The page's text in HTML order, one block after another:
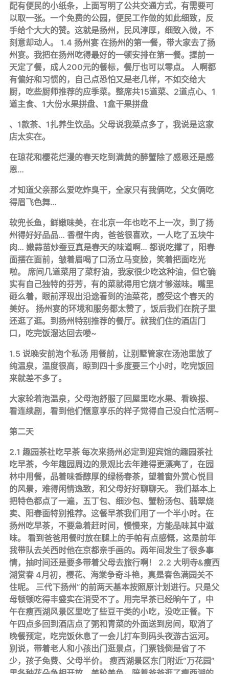
配有便民的小纸条，上面写明了公共交通方式，有需要可
以取一张。一个免费的公园，便民工作做的如此细致，反
手给个大大的赞。这就是扬州，民风淳厚，细致入微，不
刻意却动人。 1.4 扬州宴 在扬州的第一餐，带大家去了扬
州宴。我把在扬州吃得最好的一顿安排在第一餐。提前一
天定了餐，成人200元的餐标，餐厅也可以零点。 人啊都
有偏好和习惯的，自己点恐怕又是老几样，不如交给大
厨，吃些厨师推荐的应季菜。整席共15道菜、2道点心、1
道主食、1大份水果拼盘、1盒干果拼盘
、1款茶、1扎养生饮品。父母说我菜点多了，我说是这家
店太实在。
在琼花和樱花烂漫的春天吃到满黄的醉蟹除了感恩还是感
恩…
才知道父亲那么爱吃炸臭干，全家只有我俩吃，父女俩吃
得眉飞色舞…
软兜长鱼，鲜嫩味美，在北京一年也吃不上一次，到了扬
州得好好品品… 香橙牛肉，爸爸很喜欢，一人吃了五块牛
肉… 嫩蒜苗炒蚕豆真是春天的味道啊… 都说吃撑了，阳春
面摆在面前，皱着眉喝了口汤立马变脸，笑着把面吃光
啦。 席间几道菜用了菜籽油，我家很少吃这种油，但它确
实有自己独特的芬芳，有的菜就得用它烧才够滋味。嘴里
砸么着，眼前浮现出沿途看到的油菜花，感受这个春天的
美好。 扬州宴的环境和服务都太赞了，饭后我们在院子里
还逛了逛。到扬州特别推荐的餐厅。就我们住的酒店门
口，吃完饭溜达回去喽~
1.5 说晚安前泡个私汤 用餐前，让别墅管家在汤池里放了
纯温泉，温度很高，晾到四十多度要三个小时，吃完饭回
来就差不多了。
大家轮着泡温泉，父母泡舒服了回屋里吃水果、看晚报、
看连续剧，看到他们惬意享乐的样子觉得自己没白忙活啊~
第二天
2.1 趣园茶社吃早茶 每次来扬州必定到迎宾馆的趣园茶社
吃早茶，今年趣园周边的景观比去年建得更漂亮了，在园
林中用餐，品着味香醇厚的绿杨春茶，望着窗外赏心悦目
的风景，难得闲情逸致，和父母好好聊聊天。 我们基本上
把特色都点了一遍，五丁包、细沙包、蟹粉汤包、翡翠烧
卖、阳春面特别推荐。这餐早茶我们用了一个半小时。在
扬州吃早茶，不要急着赶时间，慢慢来，方能品味其中滋
味。 看到爸爸用餐时放在腿上的手帕有点感慨，这是前年
我带队去关西时他在京都亲手画的。两年间发生了很多事
情，抽时间还是要多带着父母去旅行啊！ 2.2 大明寺&瘦西
湖赏春 4月初，樱花、海棠争奇斗艳，真是春色满园关不
住呢。 三代下扬州”的前两天基本按照原计划进行。只是父
母顿顿吃得丰盛实在消受不了。用完早茶已经晌午了，中
午在瘦西湖风景区里吃了些豆干类的小吃，没吃正餐。下
午四点多回到酒店点了粥和青菜的外面送到房间，取消了
晚餐预定，吃完饭休息了一会儿打车到码头夜游古运河。
别说，带着老人和小孩出门逛景点，门票钱倒是省了不
少，孩子免费、父母半价。 瘦西湖景区东门附近“万花园”